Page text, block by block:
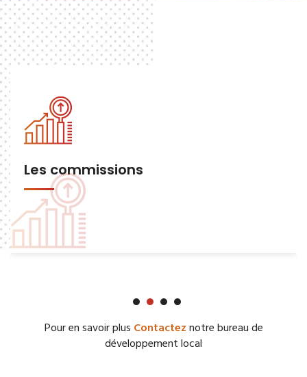
Les commissions
Pour en savoir plus Contacteznotre bureau de
développement local